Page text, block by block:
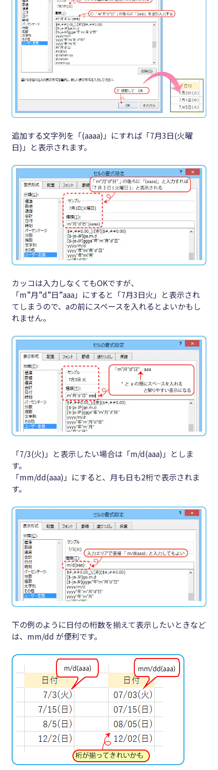
追加する文字列を「(aaaa)」にすれば「7月3日(火曜
日)」と表示されます。
カッコは入力しなくてもOKですが、
「m”月”d”日”aaa」にすると「7月3日火」と表示され
てしまうので、aの前にスペースを入れるとよいかもし
れません。
「7/3(火)」と表示したい場合は「m/d(aaa)」としま
す。
「mm/dd(aaa)」にすると、月も日も2桁で表示されま
す。
下の例のように日付の桁数を揃えて表示したいときなど
は、mm/dd が便利です。